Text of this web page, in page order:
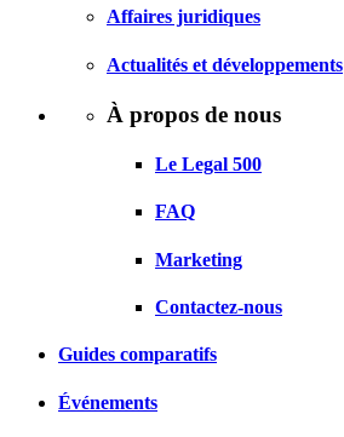
Affaires juridiques
Actualités et développements
À propos de nous
Le Legal 500
FAQ
Marketing
Contactez-nous
Guides comparatifs
Événements